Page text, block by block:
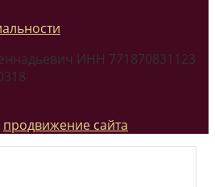
ИНН 771870831123
продвижение сайта